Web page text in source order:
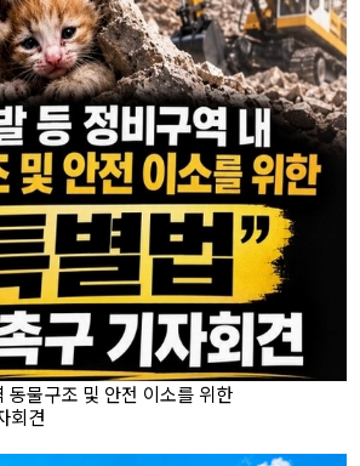
물구조 및 안전 이소를 위한
회견